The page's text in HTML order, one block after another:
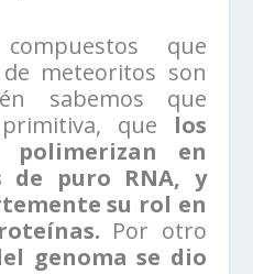
que
meteoritos son
sabemos que
que los
polimerizan en
de puro RNA, y
su rol en
Por otro
genoma se dio